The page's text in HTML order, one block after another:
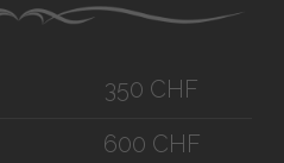
350 CHF
600 CHF